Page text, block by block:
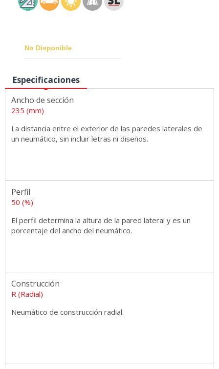
No Disponible
Especificaciones
Ancho de sección
235 (mm)
La distancia entre el exterior de las paredes laterales de
un neumático, sin incluir letras ni diseños.
Perfil
50 (%)
El perfil determina la altura de la pared lateral y es un
porcentaje del ancho del neumático.
Construcción
R (Radial)
Neumático de construcción radial.